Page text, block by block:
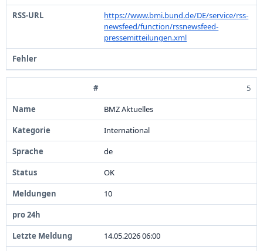
https://www.bmi.bund.de/DE/service/rss-
newsfeed/function/rssnewsfeed-
pressemitteilungen.xml
5
BMZ Aktuelles
International
de
OK
10
14.05.202606:00